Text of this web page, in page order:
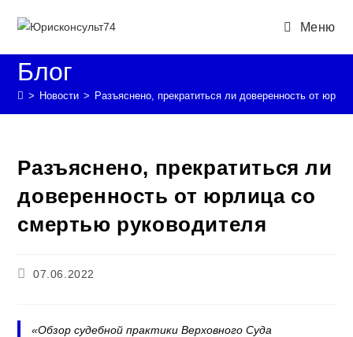
Меню
Блог
> Новости > Разъяснено, прекратиться ли доверенность от
Разъяснено, прекратиться ли
доверенность от юрлица со
смертью руководителя
Запись
07.06.2022
«Обзор судебной практики Верховного Суда